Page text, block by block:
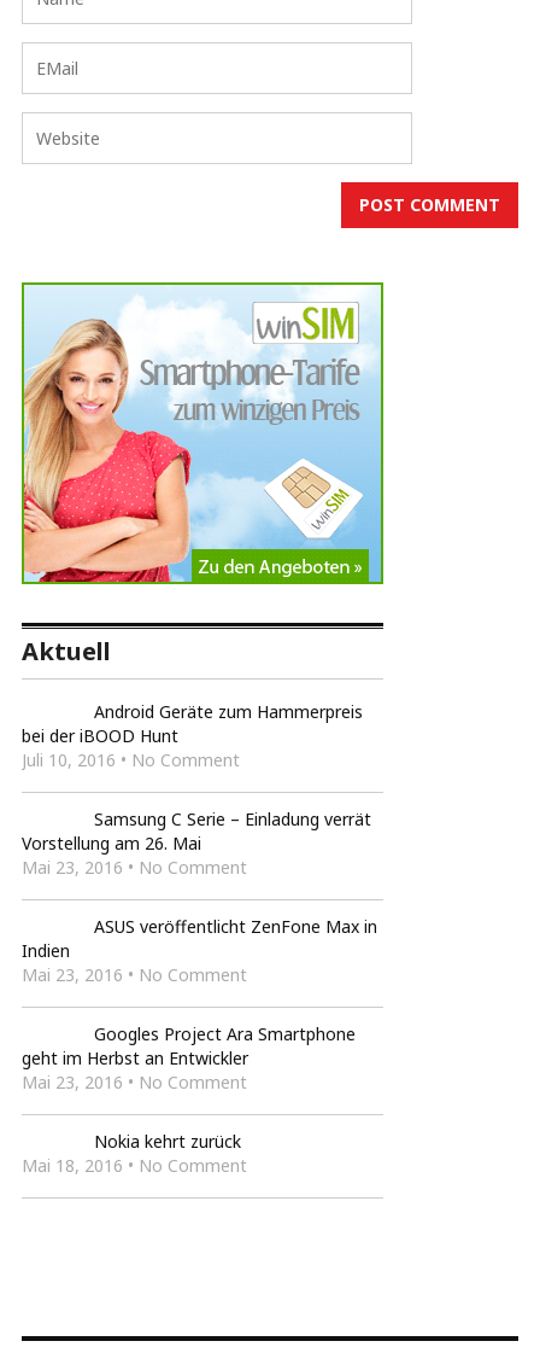
Aktuell
Android Geräte zum Hammerpreis
bei der iBOOD Hunt
Juli 10, 2016 • No Comment
Samsung C Serie – Einladung verrät
Vorstellung am 26. Mai
Mai 23, 2016 • No Comment
ASUS veröffentlicht ZenFone Max in
Indien
Mai 23, 2016 • No Comment
Googles Project Ara Smartphone
geht im Herbst an Entwickler
Mai 23, 2016 • No Comment
Nokia kehrt zurück
Mai 18, 2016 • No Comment